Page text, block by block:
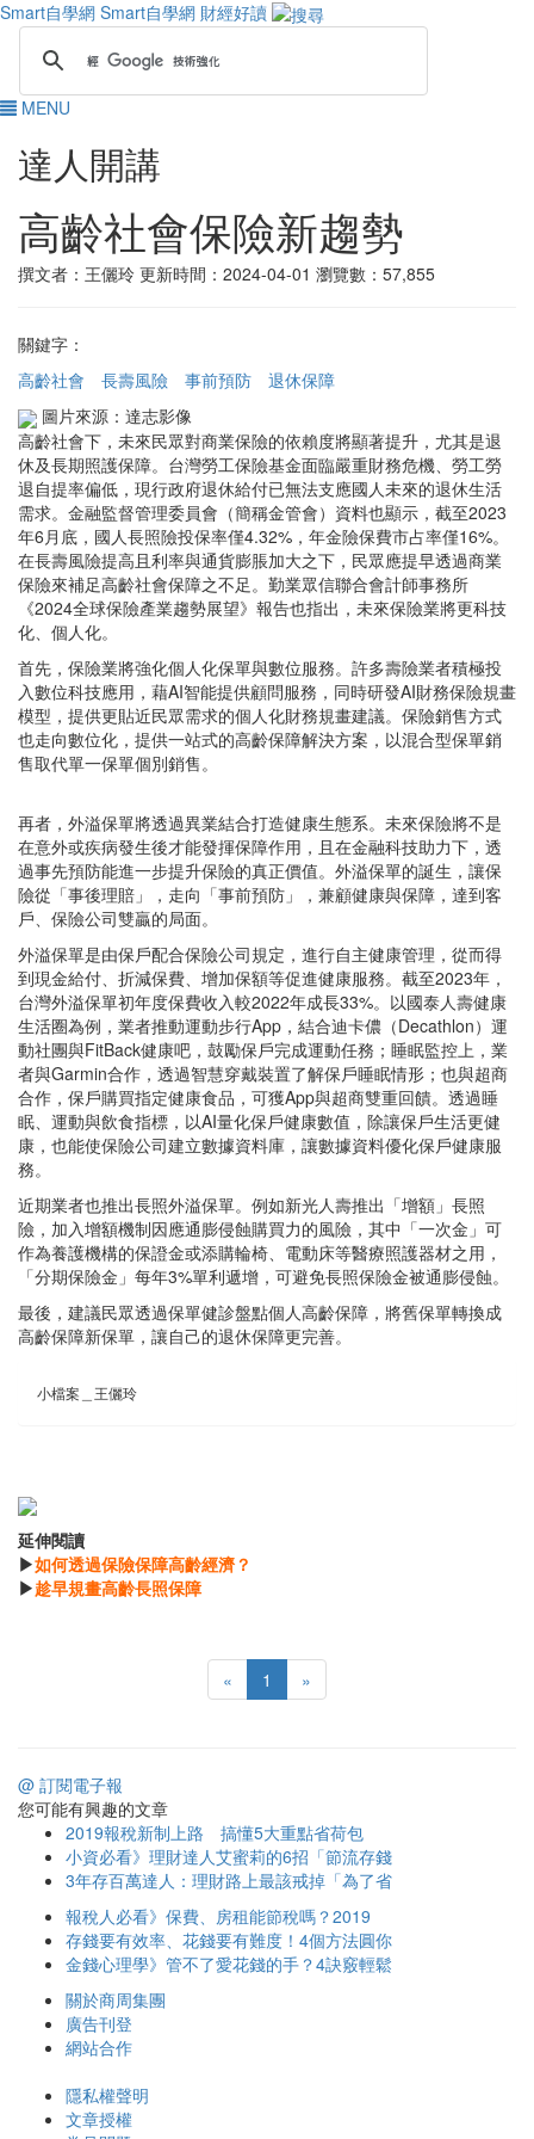
Smart自學網 Smart自學網 財經好讀
MENU
達人開講
高齡社會保險新趨勢
撰文者：王儷玲 更新時間：2024-04-01 瀏覽數：57,855
關鍵字：
高齡社會
長壽風險 事前預防
退休保障
圖片來源：達志影像
高齡社會下，未來民眾對商業保險的依賴度將顯著提升，尤其是退
休及長期照護保障。台灣勞工保險基金面臨嚴重財務危機、勞工勞
退自提率偏低，現行政府退休給付已無法支應國人未來的退休生活
需求。金融監督管理委員會（簡稱金管會）資料也顯示，截至2023
年6月底，國人長照險投保率僅4.32%，年金險保費市占率僅16%。
在長壽風險提高且利率與通貨膨脹加大之下，民眾應提早透過商業
保險來補足高齡社會保障之不足。勤業眾信聯合會計師事務所
《2024全球保險產業趨勢展望》報告也指出，未來保險業將更科技
化、個人化。
首先，保險業將強化個人化保單與數位服務。許多壽險業者積極投
入數位科技應用，藉AI智能提供顧問服務，同時研發AI財務保險規畫
模型，提供更貼近民眾需求的個人化財務規畫建議。保險銷售方式
也走向數位化，提供一站式的高齡保障解決方案，以混合型保單銷
售取代單一保單個別銷售。
再者，外溢保單將透過異業結合打造健康生態系。未來保險將不是
在意外或疾病發生後才能發揮保障作用，且在金融科技助力下，透
過事先預防能進一步提升保險的真正價值。外溢保單的誕生，讓保
險從「事後理賠」，走向「事前預防」，兼顧健康與保障，達到客
戶、保險公司雙贏的局面。
外溢保單是由保戶配合保險公司規定，進行自主健康管理，從而得
到現金給付、折減保費、增加保額等促進健康服務。截至2023年，
台灣外溢保單初年度保費收入較2022年成長33%。以國泰人壽健康
生活圈為例，業者推動運動步行App，結合迪卡儂（Decathlon）運
動社團與FitBack健康吧，鼓勵保戶完成運動任務；睡眠監控上，業
者與Garmin合作，透過智慧穿戴裝置了解保戶睡眠情形；也與超商
合作，保戶購買指定健康食品，可獲App與超商雙重回饋。透過睡
眠、運動與飲食指標，以AI量化保戶健康數值，除讓保戶生活更健
康，也能使保險公司建立數據資料庫，讓數據資料優化保戶健康服
務。
近期業者也推出長照外溢保單。例如新光人壽推出「增額」長照
險，加入增額機制因應通膨侵蝕購買力的風險，其中「一次金」可
作為養護機構的保證金或添購輪椅、電動床等醫療照護器材之用，
「分期保險金」每年3%單利遞增，可避免長照保險金被通膨侵蝕。
最後，建議民眾透過保單健診盤點個人高齡保障，將舊保單轉換成
高齡保障新保單，讓自己的退休保障更完善。
小檔案＿王儷玲
延伸閱讀
▶如何透過保險保障高齡經濟？
▶趁早規畫高齡長照保障
« 1 »
@ 訂閱電子報
您可能有興趣的文章
2019報稅新制上路 搞懂5大重點省荷包
小資必看》理財達人艾蜜莉的6招「節流存錢
3年存百萬達人：理財路上最該戒掉「為了省
報稅人必看》保費、房租能節稅嗎？2019
存錢要有效率、花錢要有難度！4個方法圓你
金錢心理學》管不了愛花錢的手？4訣竅輕鬆
關於商周集團
廣告刊登
網站合作
隱私權聲明
文章授權